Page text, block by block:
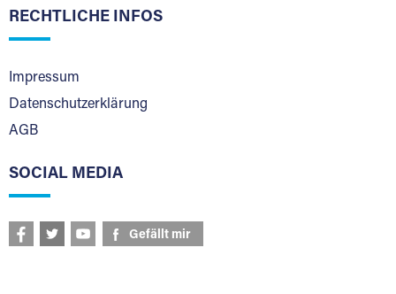
RECHTLICHE INFOS
Impressum
Datenschutzerklärung
AGB
SOCIAL MEDIA
Gefällt mir